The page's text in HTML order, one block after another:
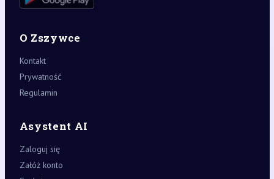
O Zszywce
Kontakt
Prywatność
Regulamin
Asystent AI
Zaloguj się
Załóż konto